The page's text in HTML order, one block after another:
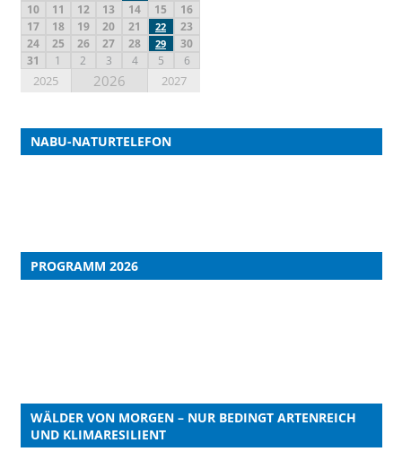
10
11 12 13 14 15
16
17
18 19 20 21 22
23
24
25 26 27 28 29
30
31
1 2 3 4 5 6
2025 2026 2027
NABU-NATURTELEFON
PROGRAMM 2026
WÄLDER VON MORGEN – NUR BEDINGT ARTENREICH
UND KLIMARESILIENT